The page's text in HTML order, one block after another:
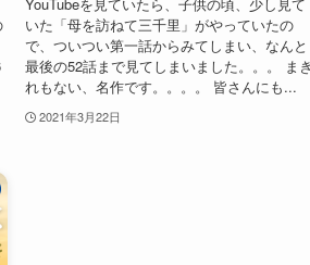
いた「母を訪ねて三千里」がやっていたの
で、ついつい第一話からみてしまい、なんと
最後の52話まで見てしまいました。。。 ま
れもない、名作です。。。。 皆さんにも...
2021年3月22日